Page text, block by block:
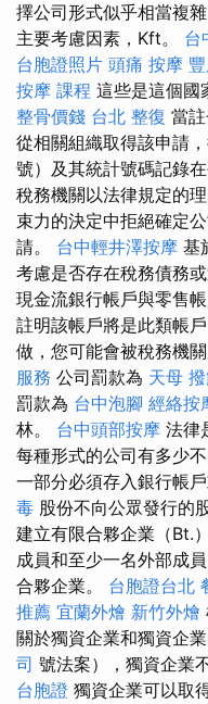
擇公司形式似乎相當複雜
主要考慮因素，Kft。 台
台胞證照片 頭痛 按摩
按摩 課程 這些是這個國
整骨價錢 台北 整復 當
從相關組織取得該申請
號）及其統計號碼記錄
稅務機關以法律規定的
束力的決定中拒絕確定
請。 台中輕井澤按摩 基
考慮是否存在稅務債務
現金流銀行帳戶與零售
註明該帳戶將是此類帳戶
做，您可能會被稅務機
服務 公司罰款為 天母
罰款為 台中泡腳 經絡按
林。 台中頭部按摩 法律
每種形式的公司有多少不
一部分必須存入銀行帳
毒 股份不向公眾發行的
建立有限合夥企業（Bt.
成員和至少一名外部成
合夥企業。 台胞證台北
推薦 宜蘭外燴 新竹外燴
關於獨資企業和獨資企
司 號法案），獨資企業
台胞證 獨資企業可以取